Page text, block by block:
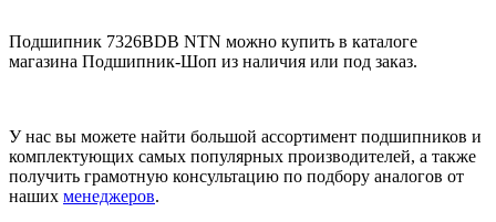
Подшипник 7326BDB NTN можно купить в каталоге
магазина Подшипник-Шоп из наличия или под заказ.
У нас вы можете найти большой ассортимент подшипников и
комплектующих самых популярных производителей, а также
получить грамотную консультацию по подбору аналогов от
наших менеджеров.